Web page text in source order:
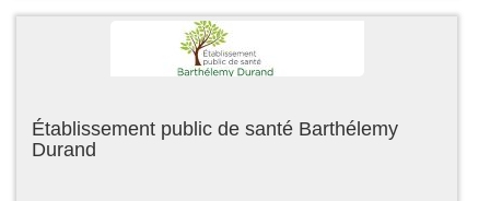
Établissement public de santé Barthélemy
Durand